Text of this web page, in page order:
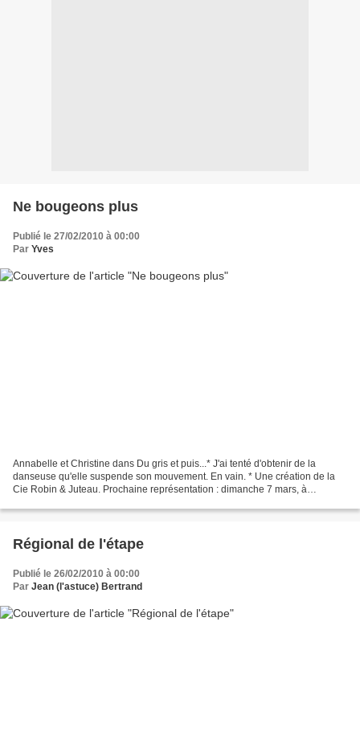
Ne bougeons plus
Publié le 27/02/2010 à 00:00
Par Yves
Annabelle et Christine dans Du gris et puis...* J'ai tenté d'obtenir de la
danseuse qu'elle suspende son mouvement. En vain. * Une création de la
Cie Robin & Juteau. Prochaine représentation : dimanche 7 mars, à
Régional de l'étape
Publié le 26/02/2010 à 00:00
Par Jean (l'astuce) Bertrand